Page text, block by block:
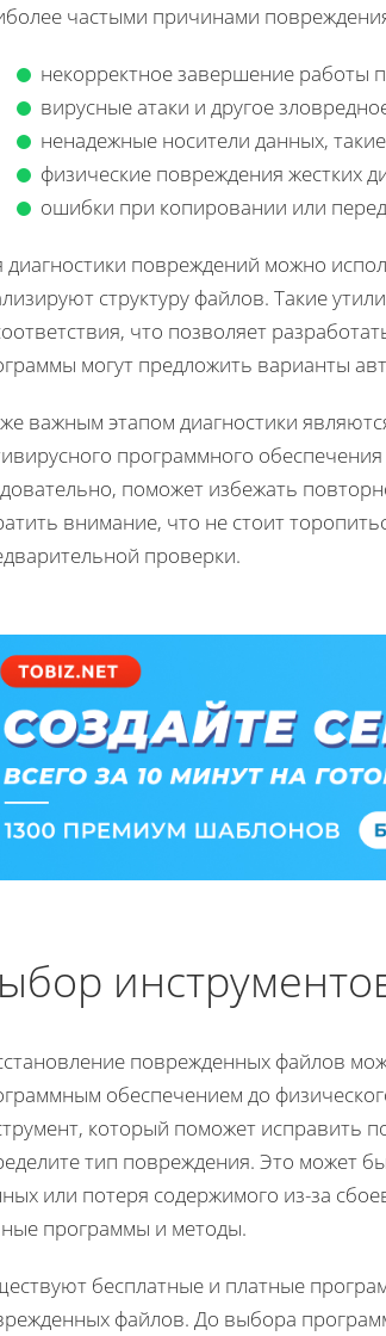
частыми причинами
некорректное завершение работы
вирусные атаки и другое
ненадежные носители данных,
физические повреждения жестких
ошибки при копировании или
диагностики повреждений можно
структуру файлов. Такие
что позволяет
могут предложить варианты
важным этапом диагностики
программного
поможет избежать
внимание, что не стоит
проверки.
поврежденных файлов
обеспечением до
который поможет исправить
тип повреждения. Это может
или потеря содержимого из-за
программы и методы.
бесплатные и платные
файлов. До выбора